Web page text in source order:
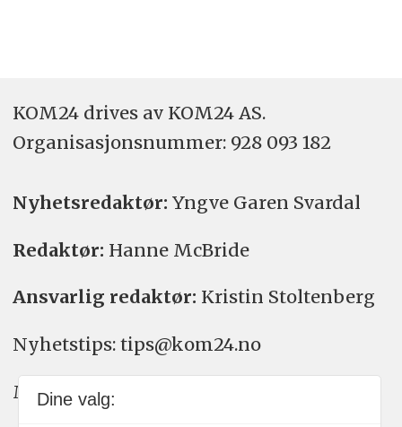
KOM24 drives av KOM24 AS.
Organisasjons­nummer: 928 093 182
Nyhetsredaktør: Yngve Garen Svardal
Redaktør: Hanne McBride
Ansvarlig redaktør: Kristin Stoltenberg
Nyhetstips: tips@kom24.no
Meninger: meninger@kom24.no
Dine valg: